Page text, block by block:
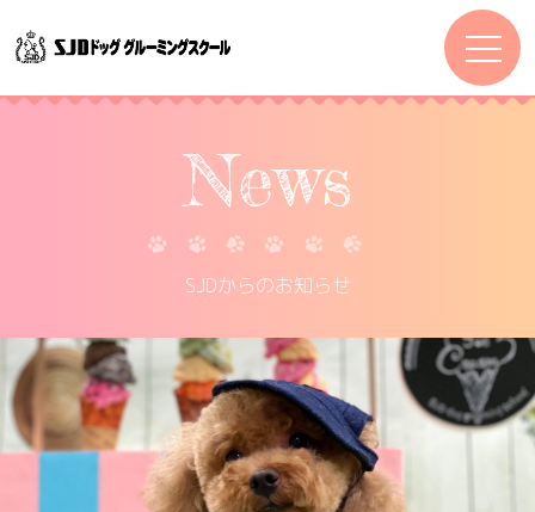
News
SJDからのお知らせ